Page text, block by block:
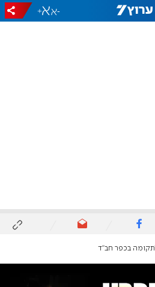
-
+